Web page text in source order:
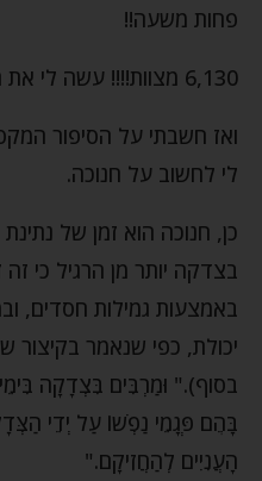
פחות משעה!!
6,130 מצוות!!!! עשה לי את היום!
ואז חשבתי על הסיפור
לי לחשוב על חנוכה.
כן, חנוכה הוא זמן של
בצדקה יותר מן הרגיל כי זה
באמצעות גמילות חסדים,
יכולת, כפי שנאמר בקיצור
בסוף)." וּמַרְבִּים בִּצְדָקָה
בָּהֶם פְּגָמֵי נַפְשׁוֹ עַל יְדֵי
הָעֲנִיִים לְהַחֲזִיקָם."